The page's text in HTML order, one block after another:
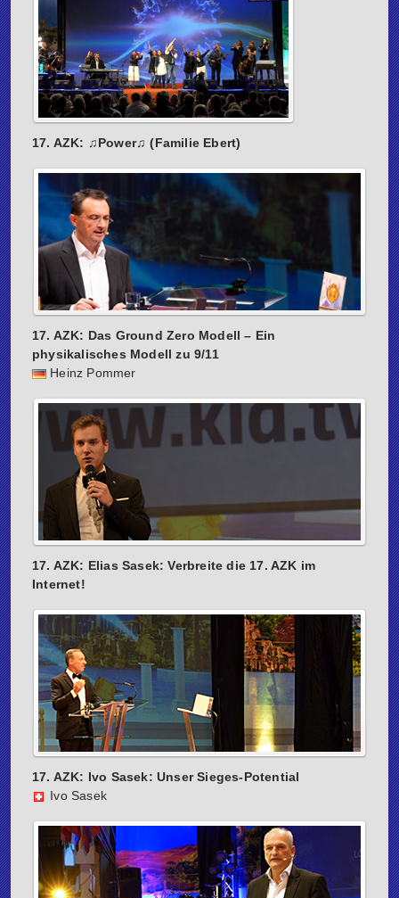
17. AZK: ♫Power♫ (Familie Ebert)
17. AZK: Das Ground Zero Modell – Ein
physikalisches Modell zu 9/11
Heinz Pommer
17. AZK: Elias Sasek: Verbreite die 17. AZK im
Internet!
17. AZK: Ivo Sasek: Unser Sieges-Potential
Ivo Sasek